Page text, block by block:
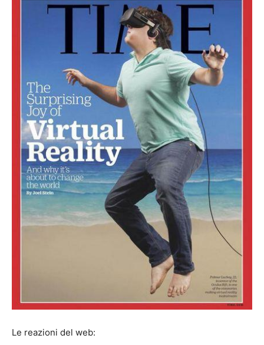
Le reazioni del web: